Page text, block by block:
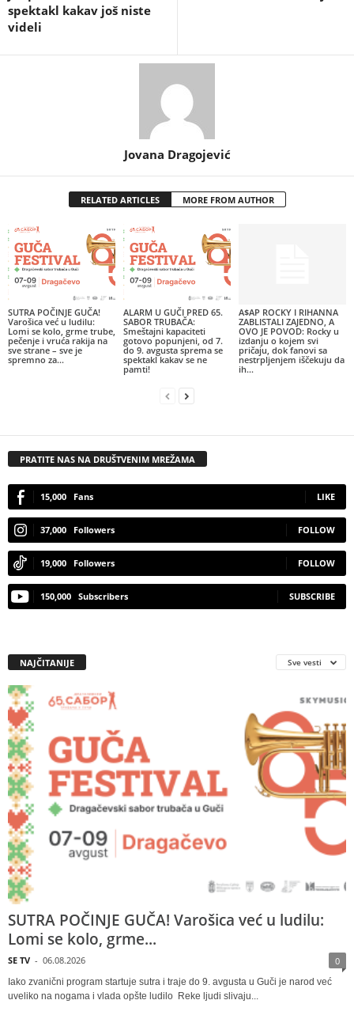
spektakl kakav još niste
videli
Jovana Dragojević
RELATED ARTICLES MORE FROM AUTHOR
SUTRA POČINJE GUČA!
Varošica već u ludilu:
Lomi se kolo, grme trube,
pečenje i vruća rakija na
sve strane – sve je
spremno za...
ALARM U GUČI PRED 65.
SABOR TRUBAČA:
Smeštajni kapaciteti
gotovo popunjeni, od 7.
do 9. avgusta sprema se
spektakl kakav se ne
pamti!
A$AP ROCKY I RIHANNA
ZABLISTALI ZAJEDNO, A
OVO JE POVOD: Rocky u
izdanju o kojem svi
pričaju, dok fanovi sa
nestrpljenjem iščekuju da
ih...
PRATITE NAS NA DRUŠTVENIM MREŽAMA
15,000 Fans LIKE
37,000 Followers FOLLOW
19,000 Followers FOLLOW
150,000 Subscribers SUBSCRIBE
NAJČITANIJE Sve vesti
SUTRA POČINJE GUČA! Varošica već u ludilu:
Lomi se kolo, grme...
SE TV - 06.08.2026 0
Iako zvanični program startuje sutra i traje do 9. avgusta u Guči je narod već
uveliko na nogama i vlada opšte ludilo Reke ljudi slivaju...